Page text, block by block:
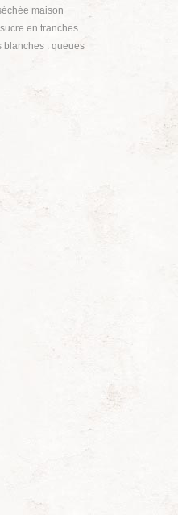
maison
en tranches
blanches : queues